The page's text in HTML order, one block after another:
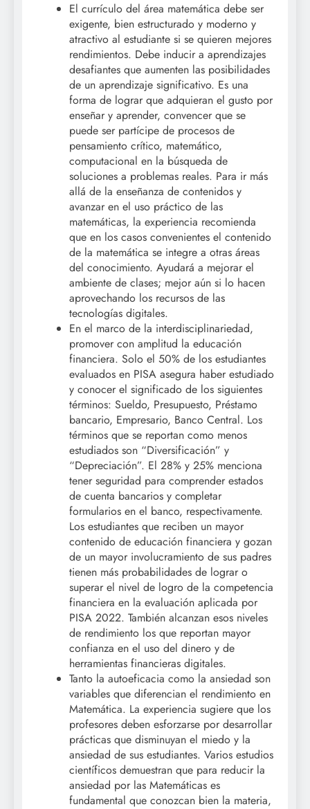
El currículo del área matemática debe ser
exigente, bien estructurado y moderno y
atractivo al estudiante si se quieren mejores
rendimientos. Debe inducir a aprendizajes
desafiantes que aumenten las posibilidades
de un aprendizaje significativo. Es una
forma de lograr que adquieran el gusto por
enseñar y aprender, convencer que se
puede ser partícipe de procesos de
pensamiento crítico, matemático,
computacional en la búsqueda de
soluciones a problemas reales. Para ir más
allá de la enseñanza de contenidos y
avanzar en el uso práctico de las
matemáticas, la experiencia recomienda
que en los casos convenientes el contenido
de la matemática se integre a otras áreas
del conocimiento. Ayudará a mejorar el
ambiente de clases; mejor aún si lo hacen
aprovechando los recursos de las
tecnologías digitales.
En el marco de la interdisciplinariedad,
promover con amplitud la educación
financiera. Solo el 50% de los estudiantes
evaluados en PISA asegura haber estudiado
y conocer el significado de los siguientes
términos: Sueldo, Presupuesto, Préstamo
bancario, Empresario, Banco Central. Los
términos que se reportan como menos
estudiados son “Diversificación” y
“Depreciación”. El 28% y 25% menciona
tener seguridad para comprender estados
de cuenta bancarios y completar
formularios en el banco, respectivamente.
Los estudiantes que reciben un mayor
contenido de educación financiera y gozan
de un mayor involucramiento de sus padres
tienen más probabilidades de lograr o
superar el nivel de logro de la competencia
financiera en la evaluación aplicada por
PISA 2022. También alcanzan esos niveles
de rendimiento los que reportan mayor
confianza en el uso del dinero y de
herramientas financieras digitales.
Tanto la autoeficacia como la ansiedad son
variables que diferencian el rendimiento en
Matemática. La experiencia sugiere que los
profesores deben esforzarse por desarrollar
prácticas que disminuyan el miedo y la
ansiedad de sus estudiantes. Varios estudios
científicos demuestran que para reducir la
ansiedad por las Matemáticas es
fundamental que conozcan bien la materia,